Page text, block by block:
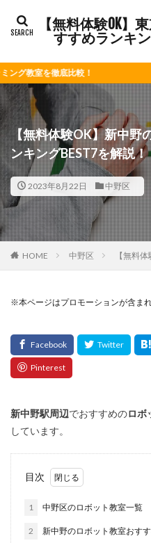
【無料体験OK】
すすめランキン
較！
【無料体験OK】新中野
ンキングBEST7を解説！
2023年8月22日 中野区
HOME 中野区 【無料
※本ページはプロモーションが含まれ
新中野駅周辺でおすすめのロボ
しています。
目次
1 中野区のロボット教室一覧
2 新中野のロボット教室おす